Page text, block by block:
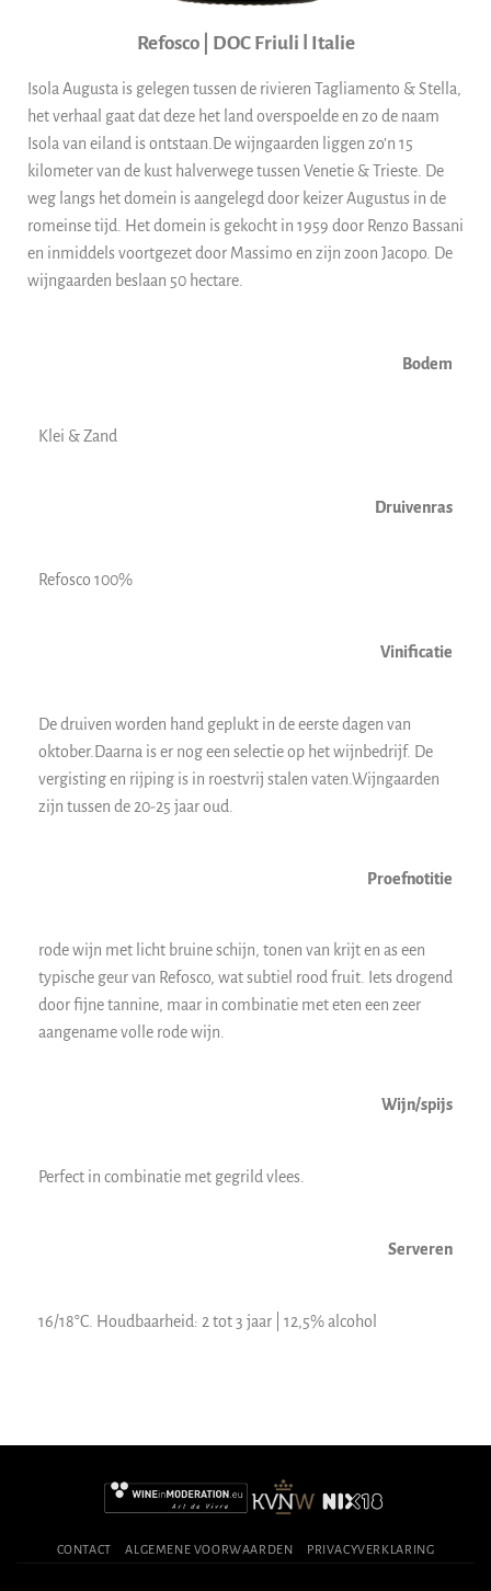
Refosco | DOC Friuli ǀ Italie
Isola Augusta is gelegen tussen de rivieren Tagliamento & Stella,
het verhaal gaat dat deze het land overspoelde en zo de naam
Isola van eiland is ontstaan.De wijngaarden liggen zo’n 15
kilometer van de kust halverwege tussen Venetie & Trieste. De
weg langs het domein is aangelegd door keizer Augustus in de
romeinse tijd. Het domein is gekocht in 1959 door Renzo Bassani
en inmiddels voortgezet door Massimo en zijn zoon Jacopo. De
wijngaarden beslaan 50 hectare.
Bodem
Klei & Zand
Druivenras
Refosco 100%
Vinificatie
De druiven worden hand geplukt in de eerste dagen van
oktober.Daarna is er nog een selectie op het wijnbedrijf. De
vergisting en rijping is in roestvrij stalen vaten.Wijngaarden
zijn tussen de 20-25 jaar oud.
Proefnotitie
rode wijn met licht bruine schijn, tonen van krijt en as een
typische geur van Refosco, wat subtiel rood fruit. Iets drogend
door fijne tannine, maar in combinatie met eten een zeer
aangename volle rode wijn.
Wijn/spijs
Perfect in combinatie met gegrild vlees.
Serveren
16/18°C. Houdbaarheid: 2 tot 3 jaar | 12,5% alcohol
CONTACT ALGEMENE VOORWAARDEN PRIVACYVERKLARING